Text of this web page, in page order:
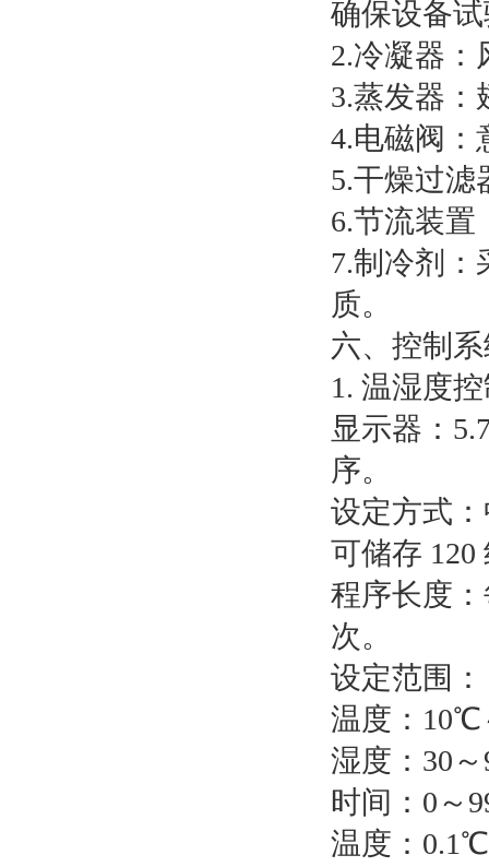
确保设备
2.冷凝器：
3.蒸发器：
4.电磁阀：
5.干燥过滤
6.节流装置
7.制冷剂：
质。
六、控制
1. 温湿度
显示器：
序。
设定方式
可储存 120
程序长度
次。
设定范围：
温度：
湿度：30
时间：0～
温度：